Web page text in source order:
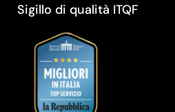
Sigillo di qualità ITQF